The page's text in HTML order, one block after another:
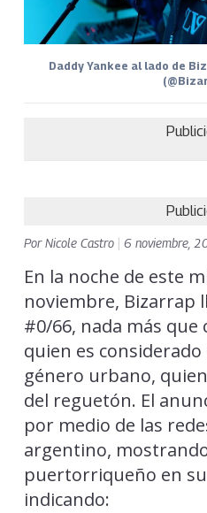
Daddy Yankee al lado de
PorNicole Castro 6 noviembre,
En la noche de este
noviembre, Bizarrap
#0/66, nada más que
quien es
género urbano,
del reguetón. El
por medio de las
argentino,
puertorriqueño en
indicando: